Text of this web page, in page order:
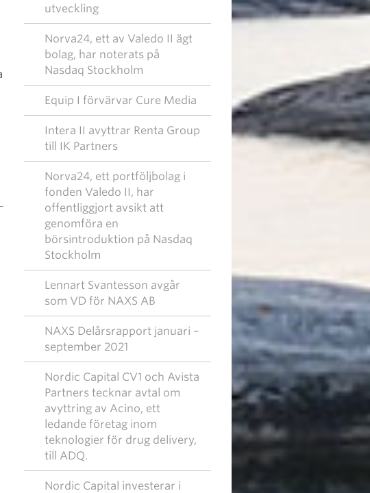
utveckling
Norva24, ett av Valedo II ägt
bolag, har noterats på
Nasdaq Stockholm
Equip I förvärvar Cure Media
Intera II avyttrar Renta Group
till IK Partners
Norva24, ett portföljbolag i
fonden Valedo II, har
offentliggjort avsikt att
genomföra en
börsintroduktion på Nasdaq
Stockholm
Lennart Svantesson avgår
som VD för NAXS AB
NAXS Delårsrapport januari –
september 2021
Nordic Capital CV1 och Avista
Partners tecknar avtal om
avyttring av Acino, ett
ledande företag inom
teknologier för drug delivery,
till ADQ.
Nordic Capital investerar i